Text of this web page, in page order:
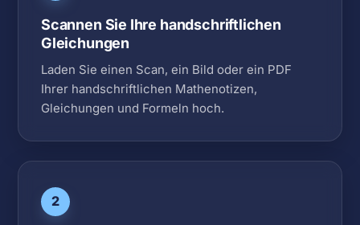
Scannen Sie Ihre handschriftlichen
Gleichungen
Laden Sie einen Scan, ein Bild oder ein PDF
Ihrer handschriftlichen Mathenotizen,
Gleichungen und Formeln hoch.
2